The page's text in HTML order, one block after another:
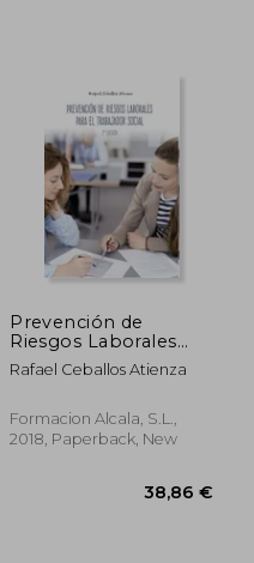
Prevención de
Riesgos Laborales
Para el Trabajador
Social-2 [Próxima
Spanish)
Rafael Ceballos Atienza
Formacion Alcala, S.L.,
2018, Paperback, New